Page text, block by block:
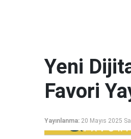
Yeni
Favori
Yayınlanma: 20 Mayıs 2025